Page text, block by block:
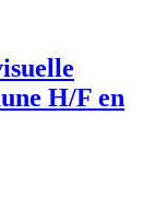
H/F en